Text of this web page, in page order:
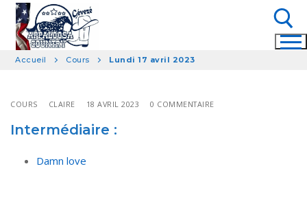
Aller
contenu
Accueil Cours Lundi 17 avril 2023
COURS CLAIRE 18 AVRIL 2023 0 COMMENTAIRE
Intermédiaire :
Damn love